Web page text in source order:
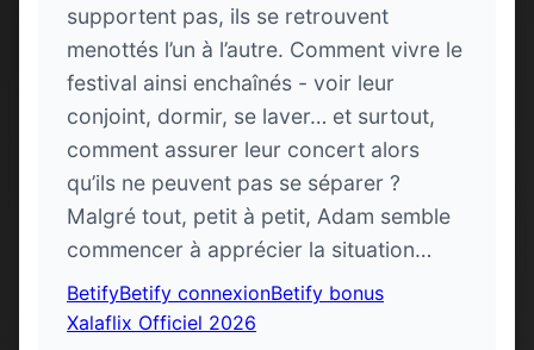
supportent pas, ils se retrouvent
menottés l’un à l’autre. Comment vivre le
festival ainsi enchaînés - voir leur
conjoint, dormir, se laver… et surtout,
comment assurer leur concert alors
qu’ils ne peuvent pas se séparer ?
Malgré tout, petit à petit, Adam semble
commencer à apprécier la situation…
BetifyBetify connexionBetify bonus
Xalaflix Officiel 2026